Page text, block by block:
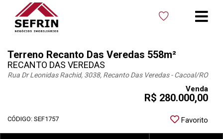
Terreno Recanto Das Veredas 558m²
RECANTO DAS VEREDAS
Rua Dr Leonidas Rachid, 3038, Recanto Das Veredas - Cacoal/RO
Venda
R$ 280.000,00
CÓDIGO: SEF1757 Favorito